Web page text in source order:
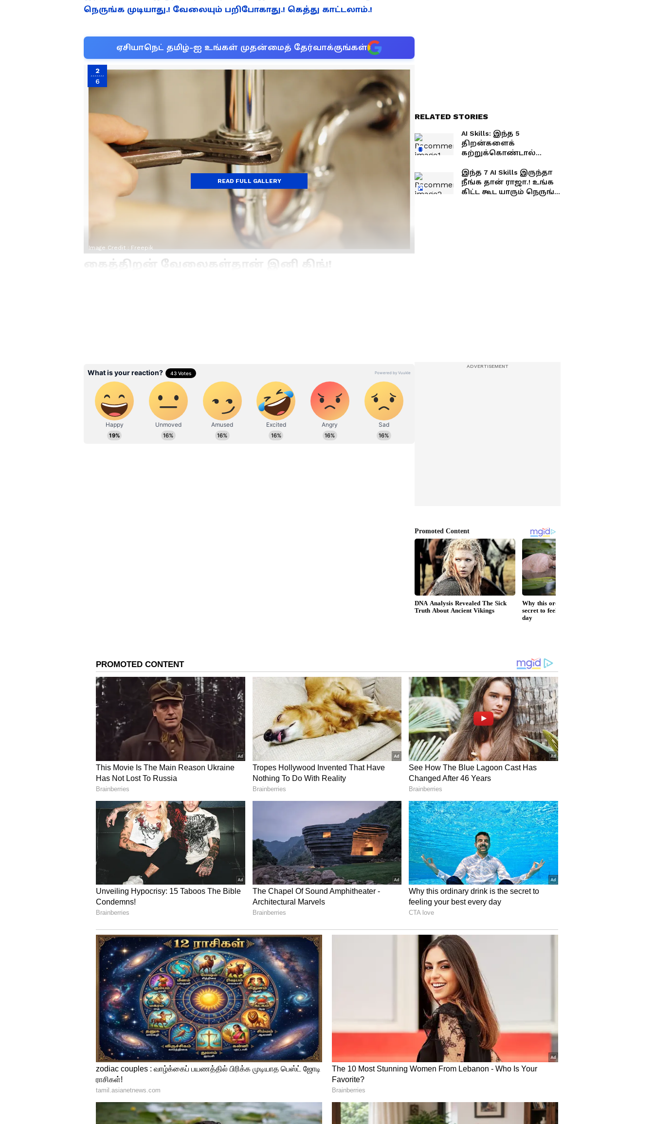
நெருங்க முடியாது.! வேலையும் பறிபோகாது.! கெத்து காட்டலாம்.!
ஏசியாநெட் தமிழ்-ஐ உங்கள் முதன்மைத் தேர்வாக்குங்கள்
2
6
Image Credit :Freepik
கைத்திறன் வேலைகள்தான் இனி கிங்!
செய்ய முடியாது.
பிளம்பர்கள், எலக்ட்ரீஷியன்கள் மற்றும் கார்பெண்டர்கள் (Plumbers,
Electricians, Carpenters):
ஒவ்வொரு வீட்டின் அமைப்பும், அங்கு ஏற்படும்
பழுதுகளும் வெவ்வேறானவை. இதற்குத் தேவையான நுணுக்கமான உடல்
உழைப்பும், அந்தந்த இடத்திற்கு ஏற்றவாறு சிந்திக்கும் திறனும்
6
Image Credit :Twitter
மருத்துவத் துறைக்கு பாதிப்பில்லை
மருத்துவத் துறையில் AI ஒரு துணைக்கருவி மட்டுமே. ஆனால் நர்சிங், தெரபி
போன்ற வேலைகளில் நோயாளிகளுக்குத் தேவைப்படும் மனரீதியான
ஆதரவையும், அனுதாபத்தையும் மனிதர்களால் மட்டுமே வழங்க முடியும். அறுவை
சிகிச்சையின்போது நொடியில் முடிவெடுக்கும் திறன் மனிதர்களுக்கு மட்டுமே
உண்டு. எனவே இந்த வேலைகள் எப்போதும் பாதுகாப்பானவை. மருத்துவத்
துறையில் நோயைக் கண்டறிய AI உதவலாமே தவிர, நோயாளியைக்
கவனித்துக் கொள்ள முடியாது.
செவிலியர்கள் மற்றும் பராமரிப்பாளர்கள் (Nurses & Caregivers):
நோயாளிகளுக்குத் தேவையான அரவணைப்பு, ஆறுதல் மற்றும் உடல்ரீதியான
அவசரக் காலப் பராமரிப்பை ஒரு இயந்திரத்தால் தர முடியாது.
மனநல மருத்துவர்கள் மற்றும் ஆலோசகர்கள் (Psychologists &
Therapists):
மனிதர்களின் மன உளைச்சல், ஏமாற்றம், மற்றும் உணர்வுப்
வழங்க மனித மனம் மட்டுமே சாத்தியம்.
READ FULL GALLERY
RELATED STORIES
AI Skills: இந்த 5
திறன்களைக்
கற்றுக்கொண்டால்
டாப்! பின்தங்கி
விடாதீர்கள்!
இந்த 7 AI Skills இருந்தா
நீங்க தான் ராஜா.! உங்க
கிட்ட கூட யாரும் நெருங்க